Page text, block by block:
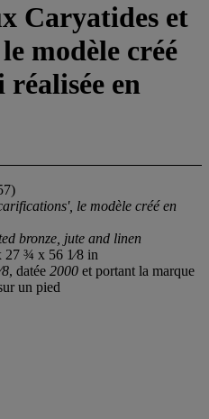
Caryatides et
modèle créé
réalisée en
le modèle créé en
bronze, jute and linen
27 ¾ x 56 1⁄8 in
, datée 2000 et portant la marque
un pied